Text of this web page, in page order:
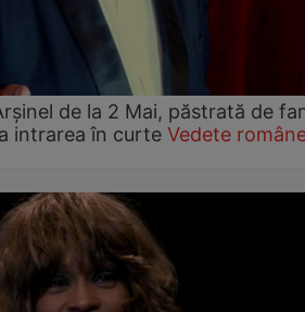
de la 2 Mai, păstrată de
intrarea în curte Vedete